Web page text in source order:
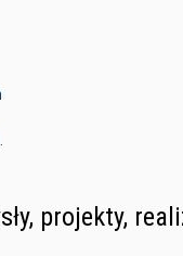
projekty,